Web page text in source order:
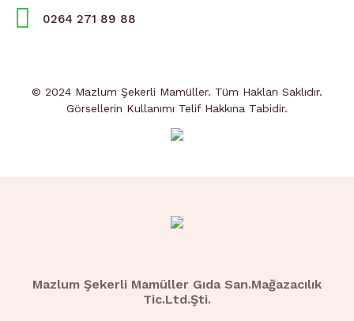
0264 271 89 88
© 2024 Mazlum Şekerli Mamüller. Tüm Hakları Saklıdır.
Görsellerin Kullanımı Telif Hakkına Tabidir.
Mazlum Şekerli Mamüller Gıda San.Mağazacılık
Tic.Ltd.Şti.